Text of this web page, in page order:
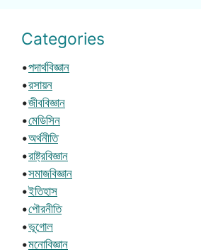
Categories
•পদার্থবিজ্ঞান
•রসায়ন
•জীববিজ্ঞান
•মেডিসিন
•অর্থনীতি
•রাষ্ট্রবিজ্ঞান
•সমাজবিজ্ঞান
•ইতিহাস
•পৌরনীতি
•ভূগোল
•মনোবিজ্ঞান